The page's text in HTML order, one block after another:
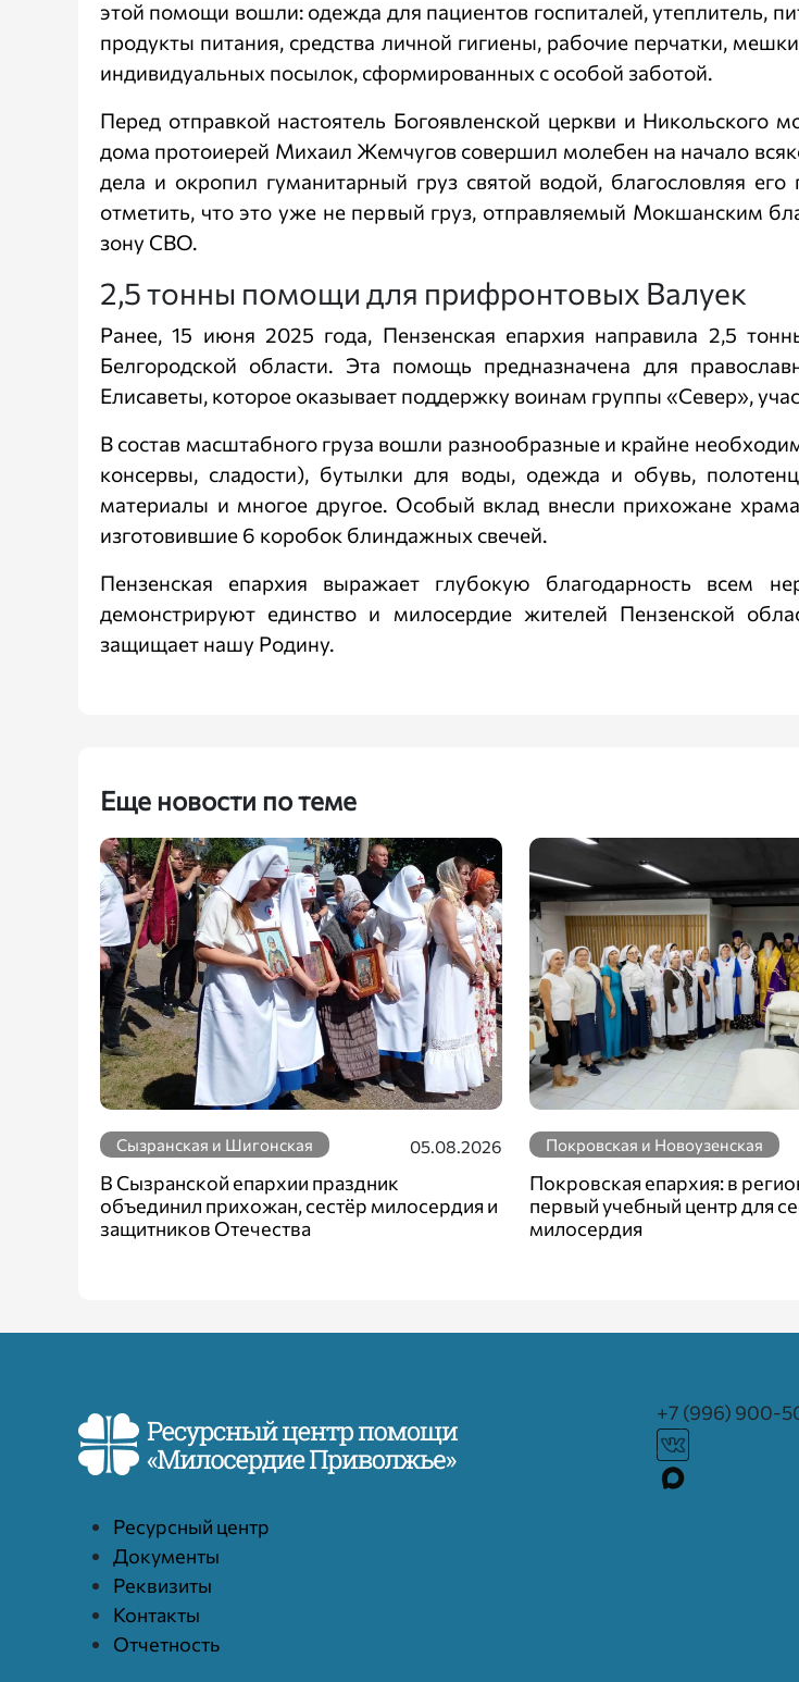
этой помощи вошли: одежда для пациентов госпиталей, утеплитель,
продукты питания, средства личной гигиены, рабочие перчатки,
индивидуальных посылок, сформированных с особой заботой.
Перед отправкой настоятель Богоявленской церкви и Никольского
дома протоиерей Михаил Жемчугов совершил молебен на начало
дела и окропил гуманитарный груз святой водой, благословляя его
отметить, что это уже не первый груз, отправляемый Мокшанским
зону СВО.
2,5 тонны помощи для прифронтовых Валуек
Ранее, 15 июня 2025 года, Пензенская епархия направила 2,5
Белгородской области. Эта помощь предназначена для
Елисаветы, которое оказывает поддержку воинам группы «Север»,
В состав масштабного груза вошли разнообразные и крайне
консервы, сладости), бутылки для воды, одежда и обувь,
материалы и многое другое. Особый вклад внесли прихожане
изготовившие 6 коробок блиндажных свечей.
Пензенская епархия выражает глубокую благодарность всем
демонстрируют единство и милосердие жителей Пензенской
защищает нашу Родину.
Еще новости по теме
Сызранская и Шигонская 05.08.2026
В Сызранской епархии праздник
объединил прихожан, сестёр милосердия и
защитников Отечества
Покровская и Новоузенская
Покровская епархия: в
первый учебный центр для
милосердия
+7 (996) 900-
Ресурcный центр
Документы
Реквизиты
Контакты
Отчетность